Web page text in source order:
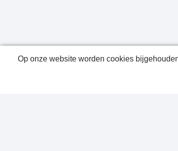
Op onze website worden cookies